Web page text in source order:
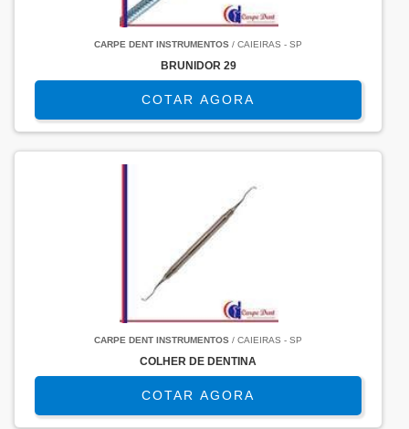
CARPE DENT INSTRUMENTOS / CAIEIRAS - SP
BRUNIDOR 29
COTAR AGORA
CARPE DENT INSTRUMENTOS / CAIEIRAS - SP
COLHER DE DENTINA
COTAR AGORA